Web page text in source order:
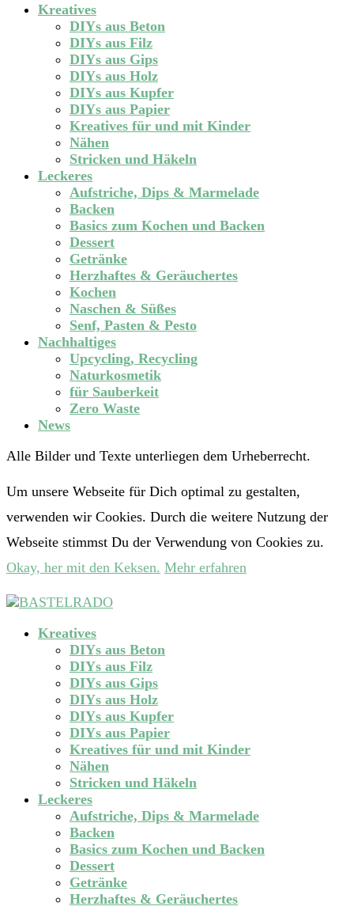
Kreatives
DIYs aus Beton
DIYs aus Filz
DIYs aus Gips
DIYs aus Holz
DIYs aus Kupfer
DIYs aus Papier
Kreatives für und mit Kinder
Nähen
Stricken und Häkeln
Leckeres
Aufstriche, Dips & Marmelade
Backen
Basics zum Kochen und Backen
Dessert
Getränke
Herzhaftes & Geräuchertes
Kochen
Naschen & Süßes
Senf, Pasten & Pesto
Nachhaltiges
Upcycling, Recycling
Naturkosmetik
für Sauberkeit
Zero Waste
News
Alle Bilder und Texte unterliegen dem Urheberrecht.
Um unsere Webseite für Dich optimal zu gestalten,
verwenden wir Cookies. Durch die weitere Nutzung der
Webseite stimmst Du der Verwendung von Cookies zu.
Okay, her mit den Keksen. Mehr erfahren
Kreatives
DIYs aus Beton
DIYs aus Filz
DIYs aus Gips
DIYs aus Holz
DIYs aus Kupfer
DIYs aus Papier
Kreatives für und mit Kinder
Nähen
Stricken und Häkeln
Leckeres
Aufstriche, Dips & Marmelade
Backen
Basics zum Kochen und Backen
Dessert
Getränke
Herzhaftes & Geräuchertes